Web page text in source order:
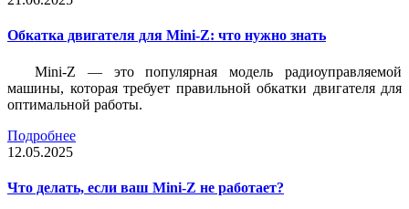
Обкатка двигателя для Mini-Z: что нужно знать
Mini-Z — это популярная модель радиоуправляемой
машины, которая требует правильной обкатки двигателя для
оптимальной работы.
Подробнее
12.05.2025
Что делать, если ваш Mini-Z не работает?